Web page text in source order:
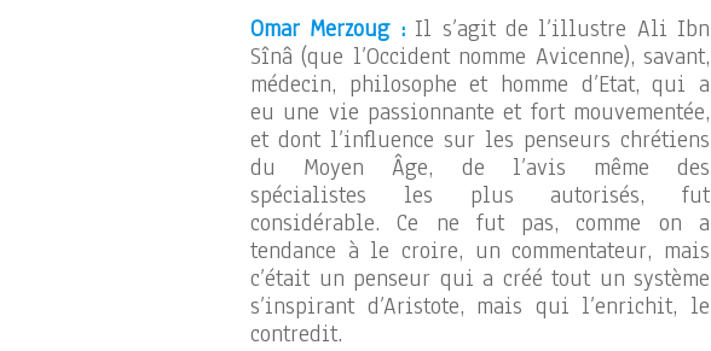
Omar Merzoug :Il s’agit de l’illustre Ali Ibn
Sînâ (que l’Occident nomme Avicenne), savant,
médecin, philosophe et homme d’Etat, qui a
eu une vie passionnante et fort mouvementée,
et dont l’influence sur les penseurs chrétiens
du Moyen Âge, de l’avis même des
spécialistes les plus autorisés, fut
considérable. Ce ne fut pas, comme on a
tendance à le croire, un commentateur, mais
c’était un penseur qui a créé tout un système
s’inspirant d’Aristote, mais qui l’enrichit, le
contredit.